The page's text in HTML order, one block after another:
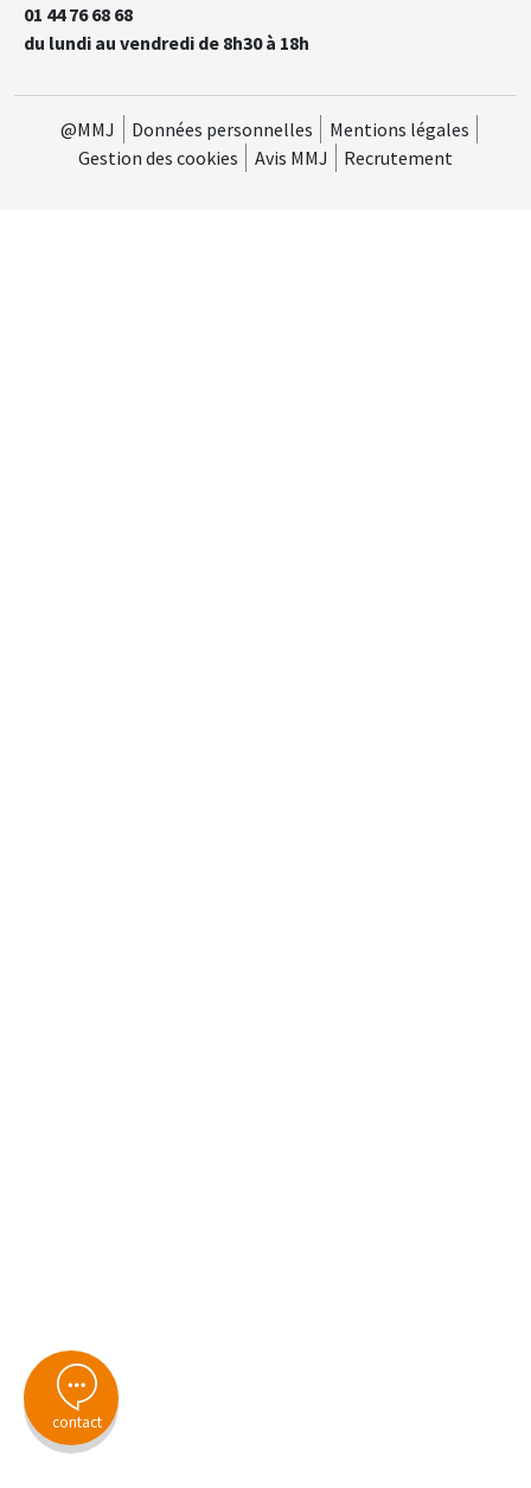
contact
01 44 76 68 68
du lundi au vendredi de 8h30 à 18h
@MMJ Données personnelles
Mentions légales
Gestion des cookies
Avis MMJ Recrutement